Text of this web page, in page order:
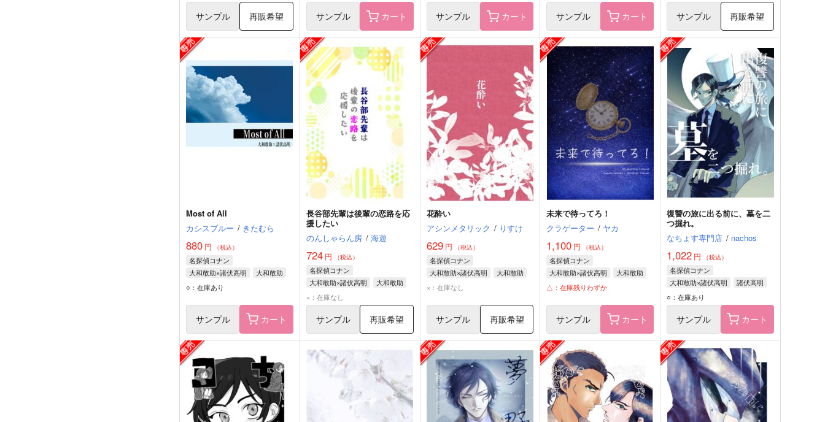
サンプル 再販希望 サンプル カート サンプル カート サンプル カート サンプル 再販希望
Most of All
カシスブルー / きたむら
880 円 （税込）
名探偵コナン
大和敢助×諸伏高明
大和敢助
諸伏高明
○：在庫あり
サンプル カート
長谷部先輩は後輩の恋路を応
援したい
のんしゃらん房 / 海遊
724円 （税込）
名探偵コナン
大和敢助×諸伏高明
大和敢助
諸伏高明
×：在庫なし
サンプル 再販希望
花酔い
アシンメタリック / りすけ
629円 （税込）
名探偵コナン
大和敢助×諸伏高明
大和敢助
諸伏高明
×：在庫なし
サンプル 再販希望
未来で待ってろ！
クラゲーター / ヤカ
1,100 円 （税込）
名探偵コナン
大和敢助×諸伏高明
大和敢助
諸伏高明
△：在庫残りわずか
サンプル カート
復讐の旅に出る前に、墓を二
つ掘れ。
なちょす専門店 / nachos
1,022 円 （税込）
名探偵コナン
大和敢助×諸伏高明
諸伏高明
黒羽快斗
○：在庫あり
サンプル カート